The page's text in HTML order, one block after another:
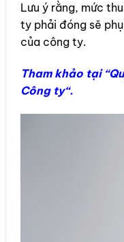
Lưu ý rằng, mức
ty phải đóng sẽ
của công ty.
Tham khảo tại “
Công ty“.